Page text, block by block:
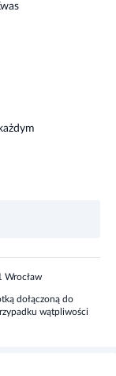
Wrocław
dołączoną do
wątpliwości